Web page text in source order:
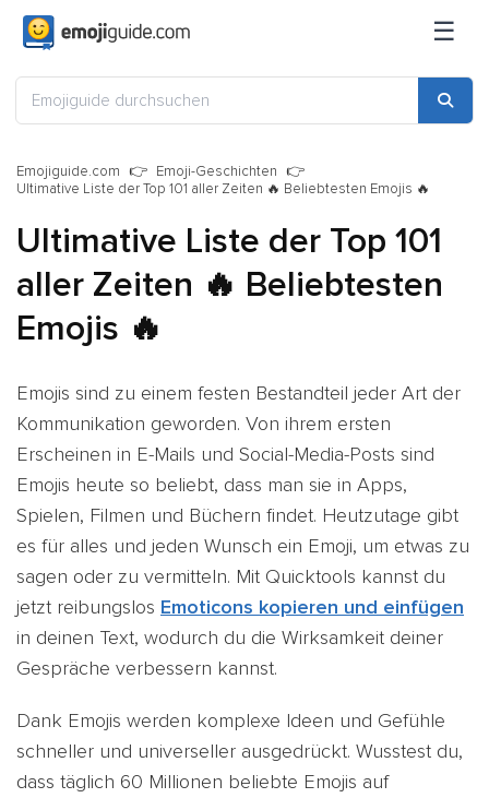
☰
Emojiguide.com
Emoji-Geschichten
Ultimative Liste der Top 101 aller Zeiten 🔥 Beliebtesten Emojis 🔥
Ultimative Liste der Top 101
aller Zeiten 🔥 Beliebtesten
Emojis 🔥
Emojis sind zu einem festen Bestandteil jeder Art der
Kommunikation geworden. Von ihrem ersten
Erscheinen in E-Mails und Social-Media-Posts sind
Emojis heute so beliebt, dass man sie in Apps,
Spielen, Filmen und Büchern findet. Heutzutage gibt
es für alles und jeden Wunsch ein Emoji, um etwas zu
sagen oder zu vermitteln. Mit Quicktools kannst du
jetzt reibungslos Emoticons kopieren und einfügen
in deinen Text, wodurch du die Wirksamkeit deiner
Gespräche verbessern kannst.
Dank Emojis werden komplexe Ideen und Gefühle
schneller und universeller ausgedrückt. Wusstest du,
dass täglich 60 Millionen beliebte Emojis auf